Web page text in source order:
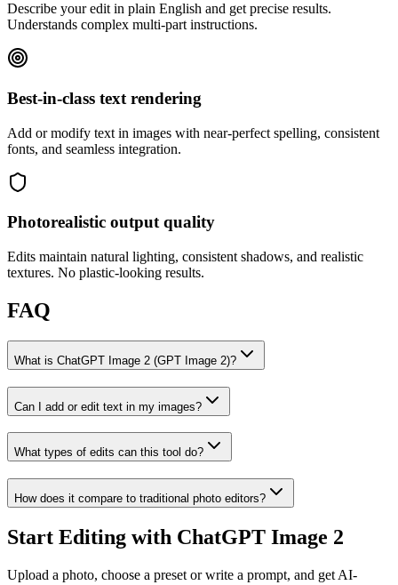
Describe your edit in plain English and get precise results.
Understands complex multi-part instructions.
Best-in-class text rendering
Add or modify text in images with near-perfect spelling, consistent
fonts, and seamless integration.
Photorealistic output quality
Edits maintain natural lighting, consistent shadows, and realistic
textures. No plastic-looking results.
FAQ
What is ChatGPT Image 2 (GPT Image 2)?
Can I add or edit text in my images?
What types of edits can this tool do?
How does it compare to traditional photo editors?
Start Editing with ChatGPT Image 2
Upload a photo, choose a preset or write a prompt, and get AI-